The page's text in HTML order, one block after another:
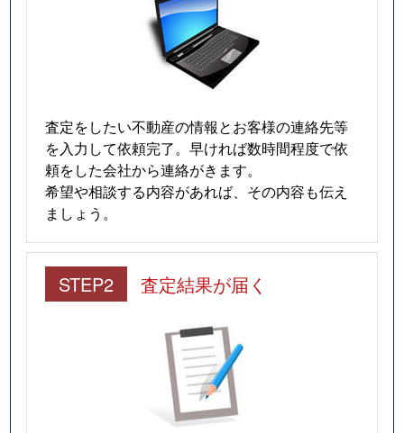
査定をしたい不動産の情報とお客様の連絡先等
を入力して依頼完了。早ければ数時間程度で依
頼をした会社から連絡がきます。
希望や相談する内容があれば、その内容も伝え
ましょう。
STEP2 査定結果が届く